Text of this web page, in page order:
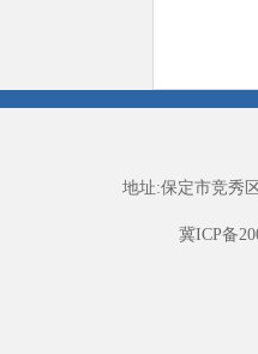
地址:保定市竞秀
冀ICP备